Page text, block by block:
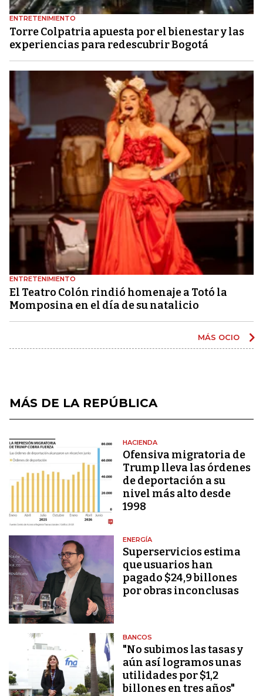
ENTRETENIMIENTO
Torre Colpatria apuesta por el bienestar y las
experiencias para redescubrir Bogotá
ENTRETENIMIENTO
El Teatro Colón rindió homenaje a Totó la
Momposina en el día de su natalicio
MÁS OCIO
MÁS DE LA REPÚBLICA
HACIENDA
Ofensiva migratoria de
Trump lleva las órdenes
de deportación a su
nivel más alto desde
1998
ENERGÍA
Superservicios estima
que usuarios han
pagado $24,9 billones
por obras inconclusas
BANCOS
"No subimos las tasas y
aún así logramos unas
utilidades por $1,2
billones en tres años"